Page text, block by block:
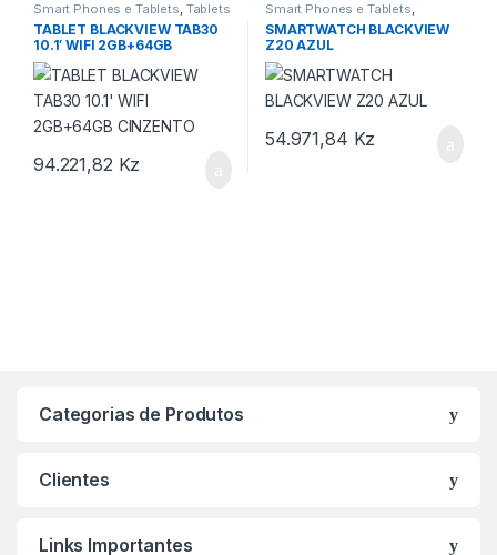
Smart Phones e Tablets, Tablets
TABLET BLACKVIEW TAB30
10.1′ WIFI 2GB+64GB
CINZENTO
94.221,82 Kz
Smart Phones e Tablets,
Smartwatches
SMARTWATCH BLACKVIEW
Z20 AZUL
54.971,84 Kz
Categorias de Produtos
Clientes
Links Importantes